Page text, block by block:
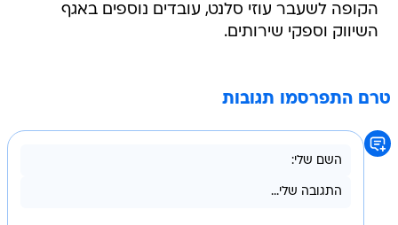
הקופה לשעבר עוזי סלנט, עובדים נוספים באגף
השיווק וספקי שירותים.
טרם התפרסמו תגובות